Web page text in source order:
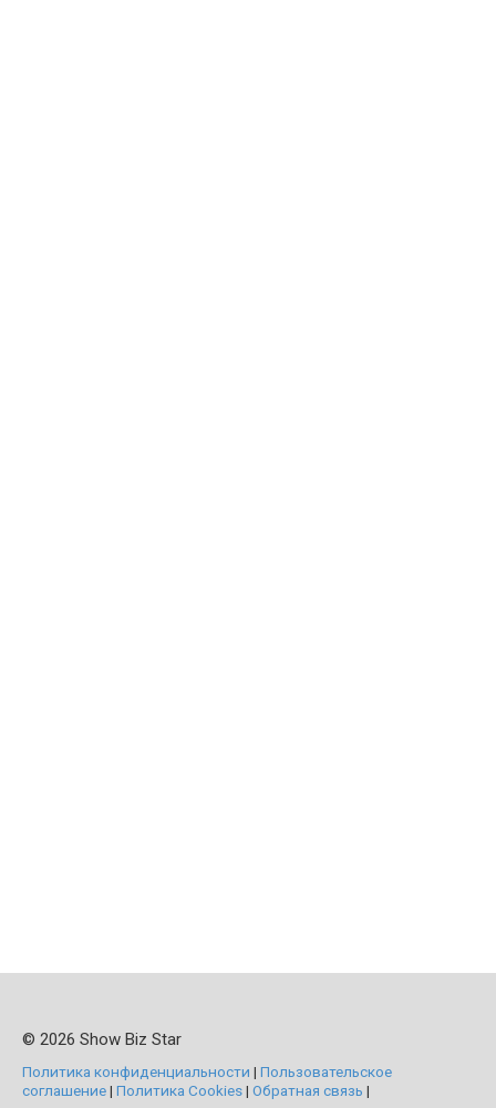
© 2026 Show Biz Star
Политика конфиденциальности | Пользовательское
соглашение| Политика Cookies| Обратная связь |